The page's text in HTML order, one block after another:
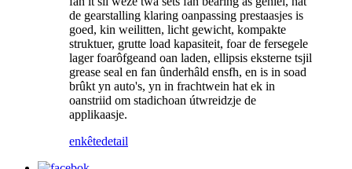
de gearstalling klaring oanpassing prestaasjes is
goed, kin weilitten, licht gewicht, kompakte
struktuer, grutte load kapasiteit, foar de fersegele
lager foarôfgeand oan laden, ellipsis eksterne tsjil
grease seal en fan ûnderhâld ensfh, en is in soad
brûkt yn auto's, yn in frachtwein hat ek in
oanstriid om stadichoan útwreidzje de
applikaasje.
enkêtedetail